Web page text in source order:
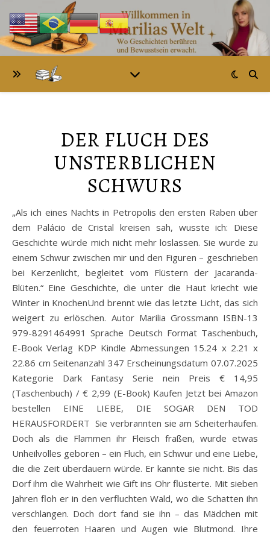
DER FLUCH DES
UNSTERBLICHEN
SCHWURS
„Als ich eines Nachts in Petropolis den ersten Raben über
dem Palácio de Cristal kreisen sah, wusste ich: Diese
Geschichte würde mich nicht mehr loslassen. Sie wurde zu
einem Schwur zwischen mir und den Figuren – geschrieben
bei Kerzenlicht, begleitet vom Flüstern der Jacaranda-
Blüten.“ Eine Geschichte, die unter die Haut kriecht wie
Winter in KnochenUnd brennt wie das letzte Licht, das sich
weigert zu erlöschen. Autor Marilia Grossmann ISBN-13
979-8291464991 Sprache Deutsch Format Taschenbuch,
E-Book Verlag KDP Kindle Abmessungen 15.24 x 2.21 x
22.86 cm Seitenanzahl 347 Erscheinungsdatum 07.07.2025
Kategorie Dark Fantasy Serie nein Preis € 14,95
(Taschenbuch) / € 2,99 (E-Book) Kaufen Jetzt bei Amazon
bestellen EINE LIEBE, DIE SOGAR DEN TOD
HERAUSFORDERT Sie verbrannten sie am Scheiterhaufen.
Doch als die Flammen ihr Fleisch fraßen, wurde etwas
Unheilvolles geboren – ein Fluch, ein Schwur und eine Liebe,
die die Zeit überdauern würde. Er kannte sie nicht. Bis das
Dorf ihm die Wahrheit wie Gift ins Ohr flüsterte. Mit sieben
Jahren floh er in den verfluchten Wald, wo die Schatten ihn
verschlangen. Doch dort fand sie ihn – das Mädchen mit
den feuerroten Haaren und Augen wie Blutmond. Ihre